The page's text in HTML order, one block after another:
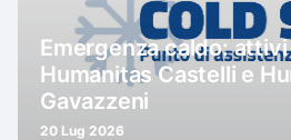
Emergenza caldo:
Humanitas Castelli e
Gavazzeni
20 Lug 2026